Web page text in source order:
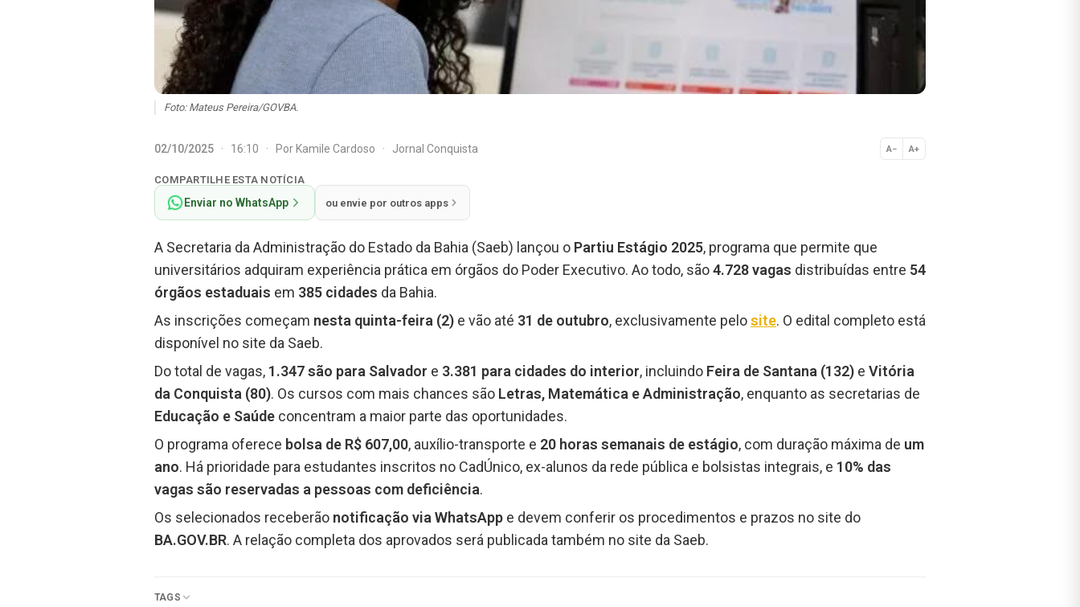
Foto: Mateus Pereira/GOVBA.
02/10/2025 · 16:10 · Por Kamile Cardoso · Jornal Conquista A− A+
Normal
COMPARTILHE ESTA NOTÍCIA
Enviar no WhatsApp ou envie por outros apps
A Secretaria da Administração do Estado da Bahia (Saeb) lançou o Partiu Estágio 2025, programa que permite que
universitários adquiram experiência prática em órgãos do Poder Executivo. Ao todo, são4.728 vagas distribuídas entre 54
órgãos estaduais em 385 cidades da Bahia.
As inscrições começam nesta quinta-feira (2) e vão até 31 de outubro, exclusivamente pelosite. O edital completo está
disponível no site da Saeb.
Do total de vagas, 1.347 são para Salvador e 3.381 para cidades do interior, incluindo Feira de Santana (132) e Vitória
da Conquista (80). Os cursos com mais chances são Letras, Matemática e Administração, enquanto as secretarias de
Educação e Saúde concentram a maior parte das oportunidades.
O programa oferece bolsa de R$ 607,00, auxílio-transporte e 20 horas semanais de estágio, com duração máxima de um
ano. Há prioridade para estudantes inscritos no CadÚnico, ex-alunos da rede pública e bolsistas integrais, e 10% das
vagas são reservadas a pessoas com deficiência.
Os selecionados receberão notificação via WhatsApp e devem conferir os procedimentos e prazos no site do
BA.GOV.BR. A relação completa dos aprovados será publicada também no site da Saeb.
TAGS